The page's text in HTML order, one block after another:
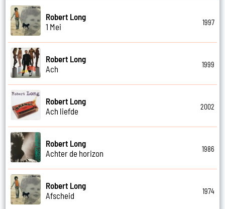
Robert Long
1 Mei
1997
Robert Long
Ach
1999
Robert Long
Ach liefde
2002
Robert Long
Achter de horizon
1986
Robert Long
Afscheid
1974